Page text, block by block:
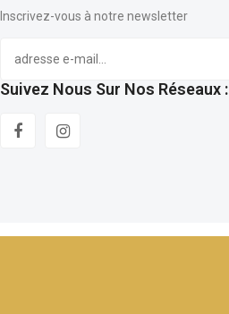
Inscrivez-vous à notre newsletter
Suivez Nous Sur Nos Réseaux :